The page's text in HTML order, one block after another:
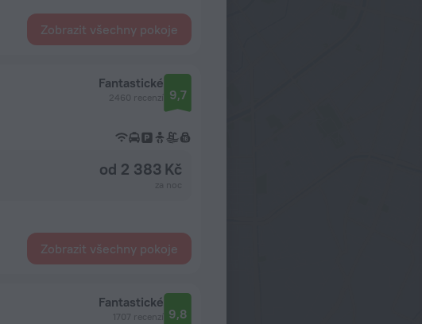
Zobrazit všechny pokoje
Fantastické
2460 recenzí 9,7
od 2 383 Kč
Zobrazit všechny pokoje
Fantastické
1707 recenzí 9,8